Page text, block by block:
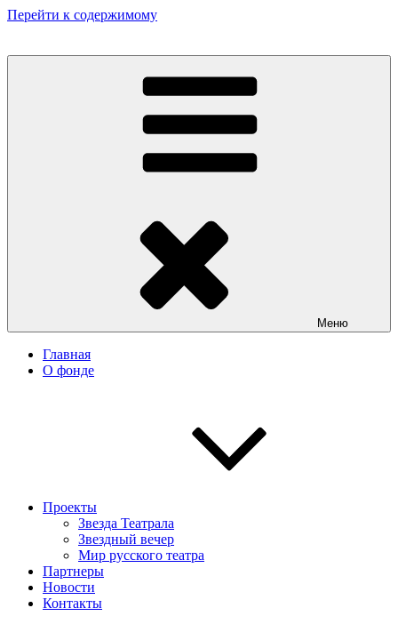
Перейти к содержимому
Некоммерческий фонд культурных и гуманитарных инициатив
Меню
Главная
О фонде
Проекты
Звезда Театрала
Звездный вечер
Мир русского театра
Партнеры
Новости
Контакты